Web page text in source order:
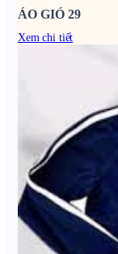
ÁO GIÓ 29
Xem chi tiết